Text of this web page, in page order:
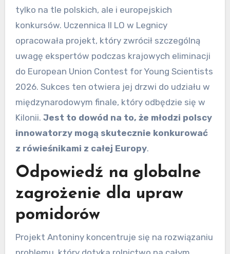
tylko na tle polskich, ale i europejskich
konkursów. Uczennica II LO w Legnicy
opracowała projekt, który zwrócił szczególną
uwagę ekspertów podczas krajowych eliminacji
do European Union Contest for Young Scientists
2026. Sukces ten otwiera jej drzwi do udziału w
międzynarodowym finale, który odbędzie się w
Kilonii. Jest to dowód na to, że młodzi polscy
innowatorzy mogą skutecznie konkurować
z rówieśnikami z całej Europy.
Odpowiedź na globalne
zagrożenie dla upraw
pomidorów
Projekt Antoniny koncentruje się na rozwiązaniu